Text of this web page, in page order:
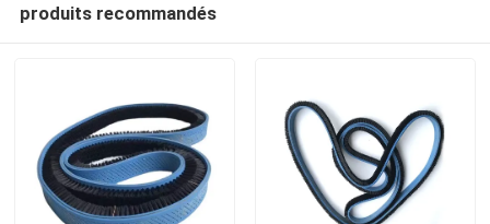
produits recommandés